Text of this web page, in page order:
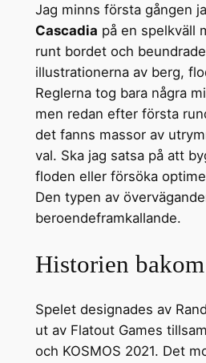
Jag minns första gången
Cascadia på en spelkväll
runt bordet och
illustrationerna av berg,
Reglerna tog bara några
men redan efter första
det fanns massor av
val. Ska jag satsa på att
floden eller försöka
Den typen av
beroendeframkallande.
Historien
Spelet designades av
ut av Flatout Games
och KOSMOS 2021. Det